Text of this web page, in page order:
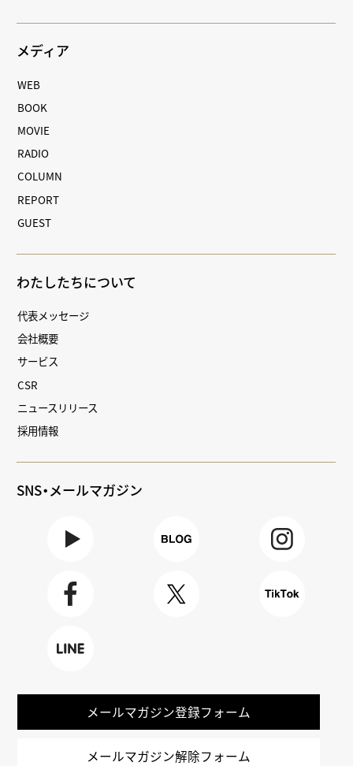
メディア
WEB
BOOK
MOVIE
RADIO
COLUMN
REPORT
GUEST
わたしたちについて
代表メッセージ
会社概要
サービス
CSR
ニュースリリース
採用情報
SNS・メールマガジン
メールマガジン登録フォーム
メールマガジン解除フォーム